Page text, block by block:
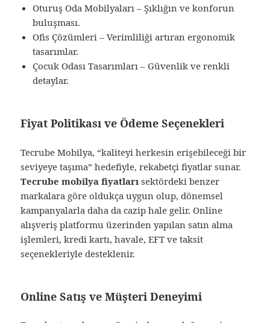
Oturuş Oda Mobilyaları – Şıklığın ve konforun
buluşması.
Ofis Çözümleri – Verimliliği artıran ergonomik
tasarımlar.
Çocuk Odası Tasarımları – Güvenlik ve renkli
detaylar.
Fiyat Politikası ve Ödeme Seçenekleri
Tecrube Mobilya, “kaliteyi herkesin erişebileceği bir
seviyeye taşıma” hedefiyle, rekabetçi fiyatlar sunar.
Tecrube mobilya fiyatları sektördeki benzer
markalara göre oldukça uygun olup, dönemsel
kampanyalarla daha da cazip hale gelir. Online
alışveriş platformu üzerinden yapılan satın alma
işlemleri, kredi kartı, havale, EFT ve taksit
seçenekleriyle desteklenir.
Online Satış ve Müşteri Deneyimi